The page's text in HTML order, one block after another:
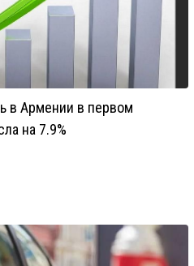
в Армении в первом
на 7.9%